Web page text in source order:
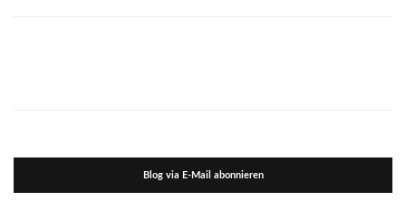
Blog via E-Mail abonnieren